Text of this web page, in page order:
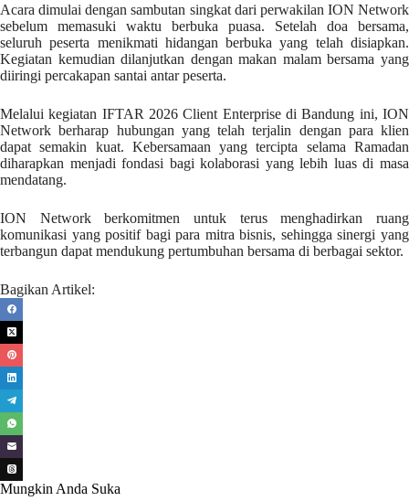
Acara dimulai dengan sambutan singkat dari perwakilan ION Network
sebelum memasuki waktu berbuka puasa. Setelah doa bersama,
seluruh peserta menikmati hidangan berbuka yang telah disiapkan.
Kegiatan kemudian dilanjutkan dengan makan malam bersama yang
diiringi percakapan santai antar peserta.
Melalui kegiatan IFTAR 2026 Client Enterprise di Bandung ini, ION
Network berharap hubungan yang telah terjalin dengan para klien
dapat semakin kuat. Kebersamaan yang tercipta selama Ramadan
diharapkan menjadi fondasi bagi kolaborasi yang lebih luas di masa
mendatang.
ION Network berkomitmen untuk terus menghadirkan ruang
komunikasi yang positif bagi para mitra bisnis, sehingga sinergi yang
terbangun dapat mendukung pertumbuhan bersama di berbagai sektor.
Bagikan Artikel:
Mungkin Anda Suka